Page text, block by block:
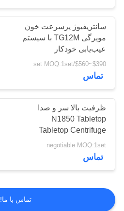
سانتریفیوژ پرسرعت خون
مویرگی TG12M با سیستم
عیب‌یابی خودکار
$390~$560/set MOQ:1set
تماس
ظرفیت بالا سر و صدا
N1850 Tabletop
Tabletop Centrifuge
negotiable MOQ:1set
تماس
تماس با ما!